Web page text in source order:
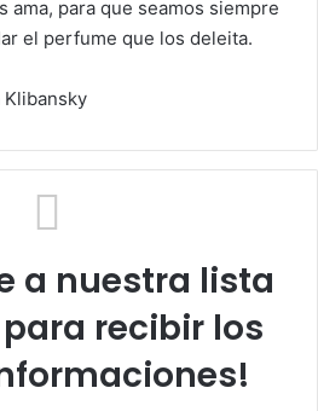
ama, para que seamos siempre
el perfume que los deleita.
Klibansky
a nuestra lista
recibir los